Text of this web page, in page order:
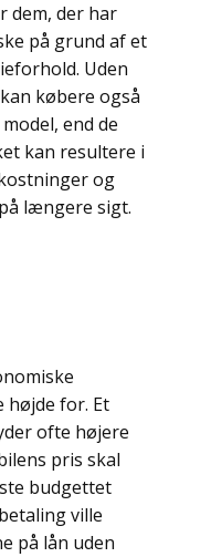
der har
på grund af et
Uden
købere også
end de
kan resultere i
og
længere sigt.
højde for. Et
ofte højere
pris skal
budgettet
ville
på lån uden